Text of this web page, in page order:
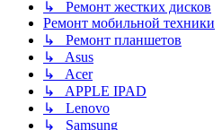
↳ Ремонт жестких дисков
Ремонт мобильной техники
↳ Ремонт планшетов
↳ Asus
↳ Acer
↳ APPLE IPAD
↳ Lenovo
↳ Samsung